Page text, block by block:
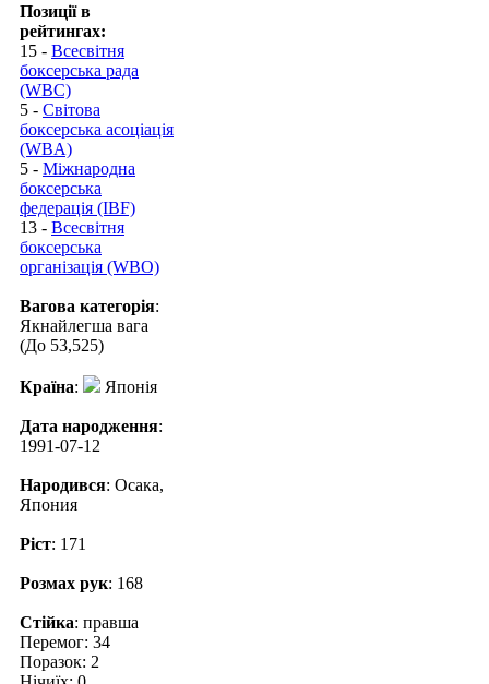
Позиції в
рейтингах:
15 - Всесвітня
боксерська рада
(WBC)
5 - Світова
боксерська асоціація
(WBA)
5 - Міжнародна
боксерська
федерація (IBF)
13 - Всесвітня
боксерська
організація (WBO)
Вагова категорія:
Якнайлегша вага
(До 53,525)
Країна: Японія
Дата народження:
1991-07-12
Народився: Осака,
Япония
Ріст: 171
Розмах рук: 168
Стійка: правша
Перемог: 34
Поразок: 2